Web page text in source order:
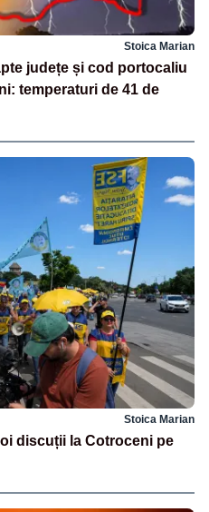
Stoica Marian
județe și cod portocaliu
temperaturi de 41 de
Stoica Marian
discuții la Cotroceni pe